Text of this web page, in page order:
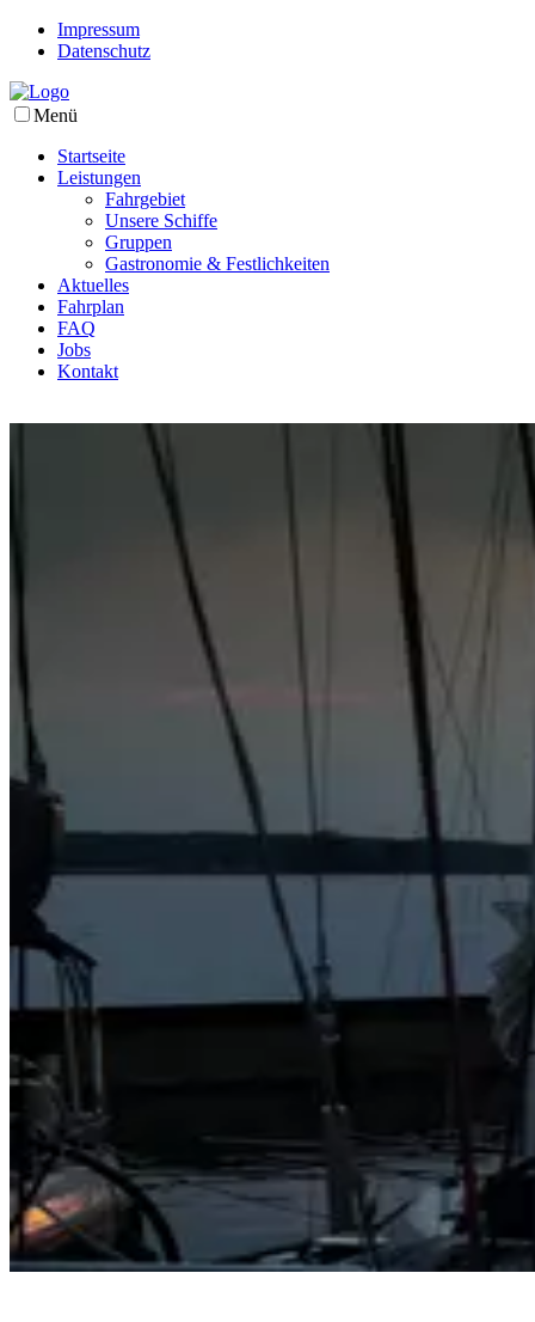
Impressum
Datenschutz
Menü
Startseite
Leistungen
Fahrgebiet
Unsere Schiffe
Gruppen
Gastronomie & Festlichkeiten
Aktuelles
Fahrplan
FAQ
Jobs
Kontakt